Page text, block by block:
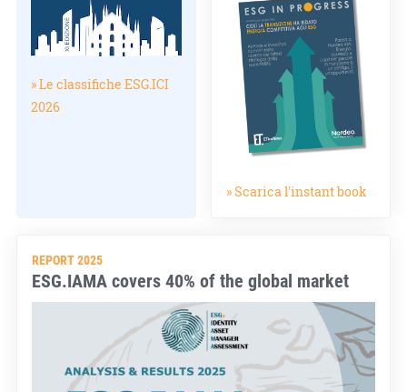
» Le classifiche ESG.ICI
2026
» Scarica l'instant book
REPORT 2025
ESG.IAMA covers 40% of the global market